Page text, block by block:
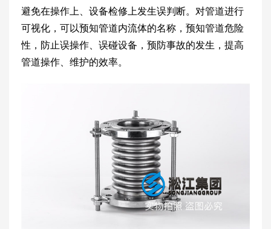
避免在操作上、设备检修上发生误判断。对管道进行
可视化，可以预知管道内流体的名称，预知管道危险
性，防止误操作、误碰设备，预防事故的发生，提高
管道操作、维护的效率。